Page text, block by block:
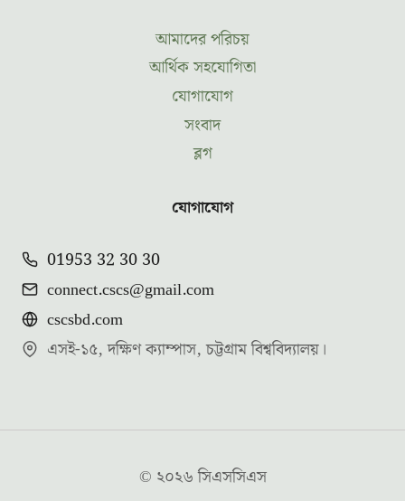
আমাদের পরিচয়
আর্থিক সহযোগিতা
যোগাযোগ
সংবাদ
ব্লগ
যোগাযোগ
01953 32 30 30
connect.cscs@gmail.com
cscsbd.com
এসই-১৫, দক্ষিণ ক্যাম্পাস, চট্টগ্রাম বিশ্ববিদ্যালয়।
© ২০২৬ সিএসসিএস